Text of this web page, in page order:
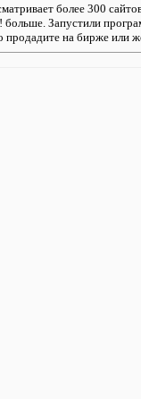
более 300
больше. Запустили
продадите на бирже или